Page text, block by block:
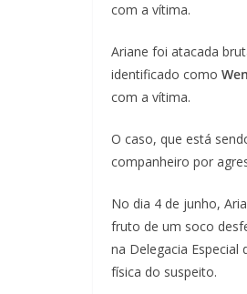
com a vítima.
Ariane foi atacada
identificado como
com a vítima.
O caso, que está
companheiro por
No dia 4 de junho,
fruto de um soco
na Delegacia
física do suspeito.